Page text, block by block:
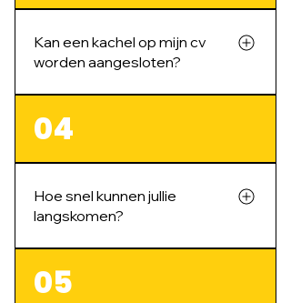
Kan een kachel op mijn cv
worden aangesloten?
opname bekijken we of jouw
04
Hoe snel kunnen jullie
langskomen?
Meestal komen we binnen een
week na je aanvraag langs om de
05